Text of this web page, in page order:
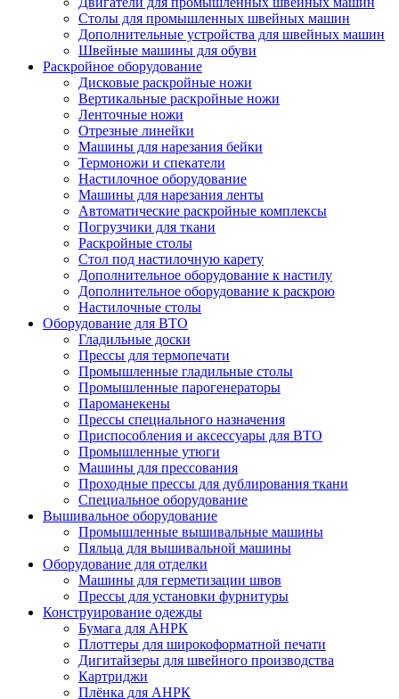
Столы для промышленных швейных машин
Дополнительные устройства для швейных машин
Швейные машины для обуви
Раскройное оборудование
Дисковые раскройные ножи
Вертикальные раскройные ножи
Ленточные ножи
Отрезные линейки
Машины для нарезания бейки
Термоножи и спекатели
Настилочное оборудование
Машины для нарезания ленты
Автоматические раскройные комплексы
Погрузчики для ткани
Раскройные столы
Стол под настилочную карету
Дополнительное оборудование к настилу
Дополнительное оборудование к раскрою
Настилочные столы
Оборудование для ВТО
Гладильные доски
Прессы для термопечати
Промышленные гладильные столы
Промышленные парогенераторы
Пароманекены
Прессы специального назначения
Приспособления и аксессуары для ВТО
Промышленные утюги
Машины для прессования
Проходные прессы для дублирования ткани
Специальное оборудование
Вышивальное оборудование
Промышленные вышивальные машины
Пяльца для вышивальной машины
Оборудование для отделки
Машины для герметизации швов
Прессы для установки фурнитуры
Конструирование одежды
Бумага для АНРК
Плоттеры для широкоформатной печати
Дигитайзеры для швейного производства
Картриджи
Плёнка для АНРК